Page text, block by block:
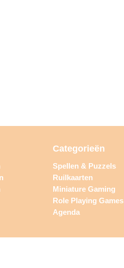
Categorieën
Spellen & Puzzels
Ruilkaarten
Miniature Gaming
Role Playing Games
Agenda